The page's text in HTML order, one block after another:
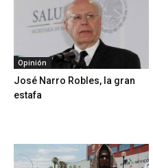
Opinión
José Narro Robles, la gran
estafa